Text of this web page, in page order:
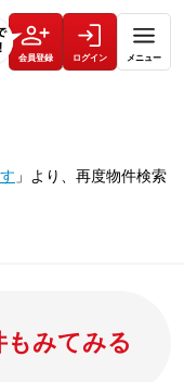
会員登録 ログイン メニュー
」 より、再度物件検索
みてみる